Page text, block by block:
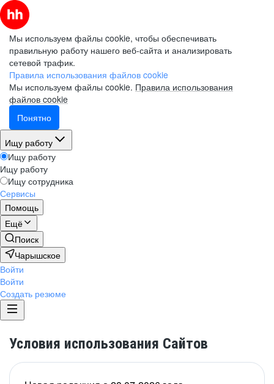
Мы используем файлы cookie, чтобы обеспечивать
правильную работу нашего веб-сайта и анализировать
сетевой трафик.
Правила использования файлов cookie
Мы используем файлы cookie. Правила использования
файлов cookie
Понятно
Ищу работу
Ищу работу
Ищу работу
Ищу сотрудника
Сервисы
Помощь
Ещё
Поиск
Чарышское
Войти
Войти
Создать резюме
Условия использования Сайтов